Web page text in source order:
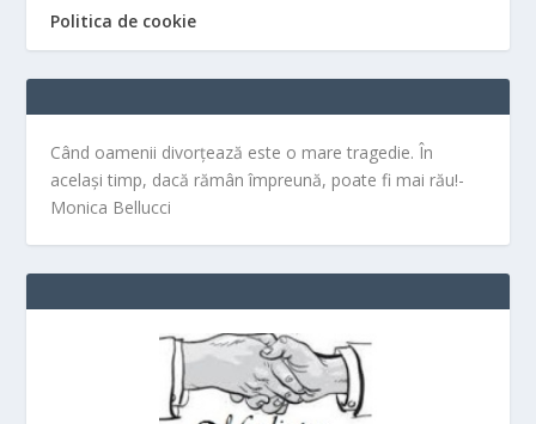
Politica de cookie
Când oamenii divorțează este o mare tragedie. În
același timp, dacă rămân împreună, poate fi mai rău!-
Monica Bellucci